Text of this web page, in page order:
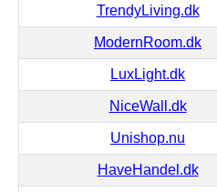
TrendyLiving.dk
ModernRoom.dk
LuxLight.dk
NiceWall.dk
Unishop.nu
HaveHandel.dk